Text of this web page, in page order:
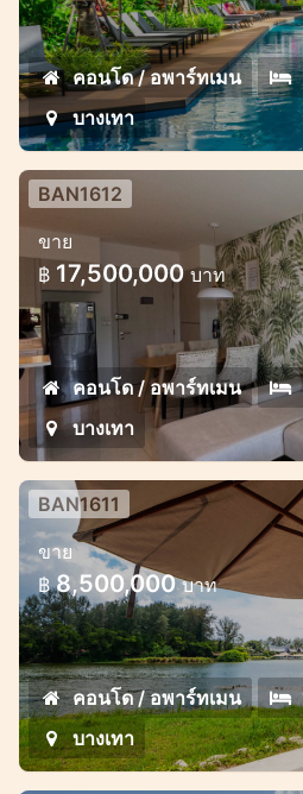
คอนโด / อพาร์ทเมน
บางเทา
คาสเซีย เรสซิเด้นซ์ 2
ชั้น 7
การลงทุนที่ยอดเยี่ยมในบา
ทันที
BAN1612
ขาย
฿ 17,500,000บาท
คอนโด / อพาร์ทเมน
บางเทา
1 ห้องนอน Cassia
อพาร์ทเมนท์ 1 ห้องนอนสุด
ทะเลสาบในโครงการ Cassia
BAN1611
ขาย
฿ 8,500,000บาท
คอนโด / อพาร์ทเมน
บางเทา